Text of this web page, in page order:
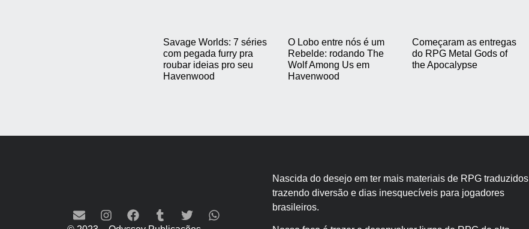
Savage Worlds: 7 séries
com pegada furry pra
roubar ideias pro seu
Havenwood
O Lobo entre nós é um
Rebelde: rodando The
Wolf Among Us em
Havenwood
Começaram as entregas
do RPG Metal Gods of
the Apocalypse
Nascida do desejo em ter mais materiais de RPG traduzidos
trazendo diversão e dias inesquecíveis para jogadores
brasileiros.